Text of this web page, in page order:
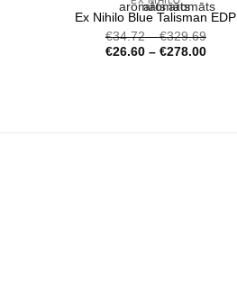
Ex Nihilo Blue Talisman EDP
€34.72–€329.69
€26.60– €278.00